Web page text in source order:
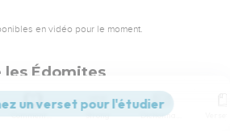
en vidéo pour le moment.
les Édomites
m’a été adressée :
Commentaires Strong